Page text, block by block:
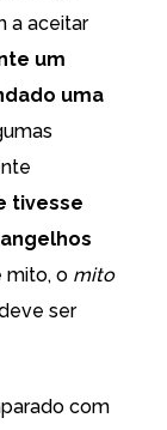
a aceitar
um
uma
tivesse
mito, o mito
ser
com